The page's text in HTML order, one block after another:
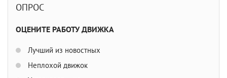
ОПРОС
ОЦЕНИТЕ РАБОТУ ДВИЖКА
Лучший из новостных
Неплохой движок